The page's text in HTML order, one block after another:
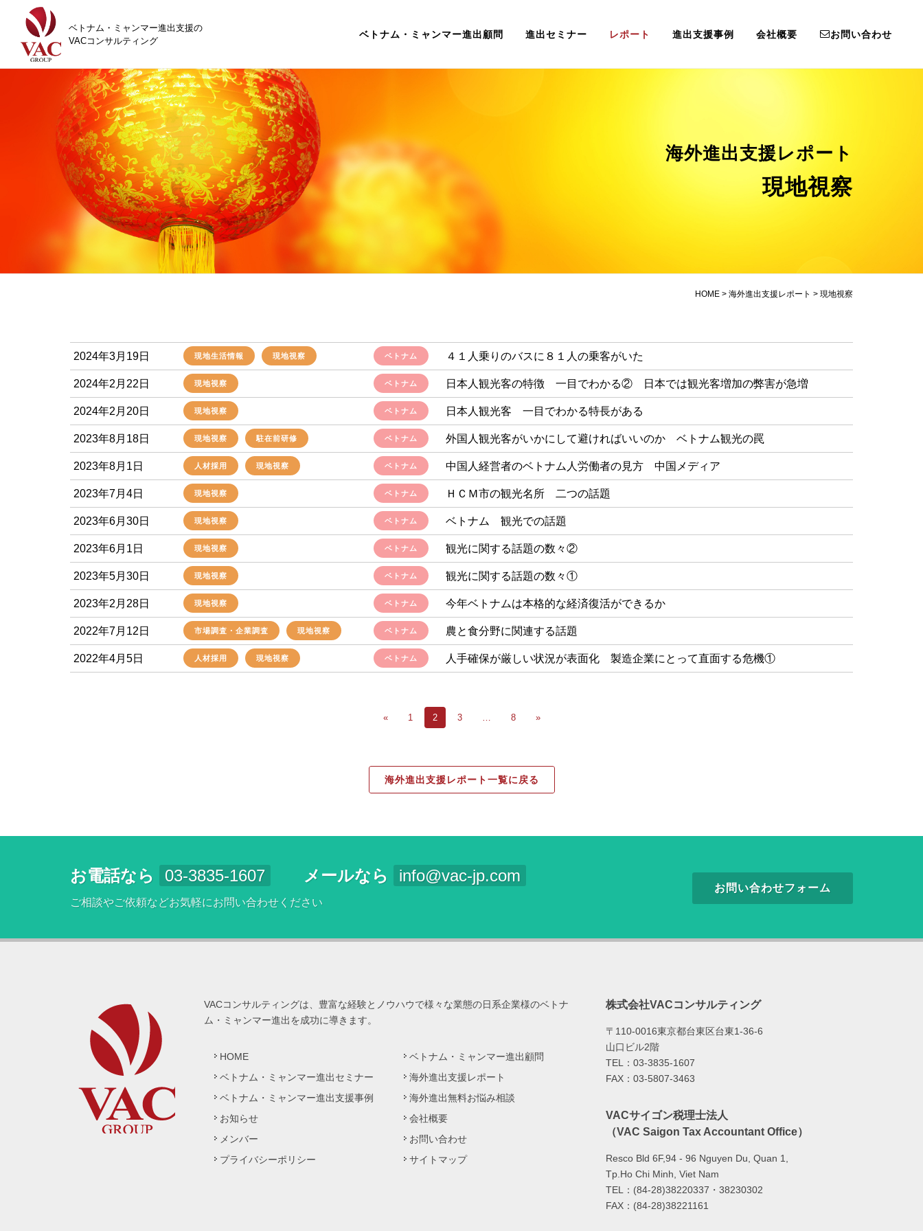
ベトナム・ミャンマー進出支援の
VACコンサルティング
ベトナム・ミャンマー進出顧問 進出セミナー レポート 進出支援事例 会社概要 お問い合わせ
海外進出支援レポート
現地視察
HOME > 海外進出支援レポート > 現地視察
2024年3月19日 現地生活情報 現地視察 ベトナム ４１人乗りのバスに８１人の乗客がいた
2024年2月22日 現地視察 ベトナム 日本人観光客の特徴 一目でわかる② 日本では観光客増加の弊害が急増
2024年2月20日 現地視察 ベトナム 日本人観光客 一目でわかる特長がある
2023年8月18日 現地視察 駐在前研修 ベトナム 外国人観光客がいかにして避ければいいのか ベトナム観光の罠
2023年8月1日 人材採用 現地視察 ベトナム 中国人経営者のベトナム人労働者の見方 中国メディア
2023年7月4日 現地視察 ベトナム ＨＣＭ市の観光名所 二つの話題
2023年6月30日 現地視察 ベトナム ベトナム 観光での話題
2023年6月1日 現地視察 ベトナム 観光に関する話題の数々②
2023年5月30日 現地視察 ベトナム 観光に関する話題の数々①
2023年2月28日 現地視察 ベトナム 今年ベトナムは本格的な経済復活ができるか
2022年7月12日 市場調査・企業調査 現地視察 ベトナム 農と食分野に関連する話題
2022年4月5日 人材採用 現地視察 ベトナム 人手確保が厳しい状況が表面化 製造企業にとって直面する危機①
« 1 2 3 … 8 »
海外進出支援レポート一覧に戻る
お電話なら 03-3835-1607 メールなら info@vac-jp.com
ご相談やご依頼などお気軽にお問い合わせください
お問い合わせフォーム
VACコンサルティングは、豊富な経験とノウハウで様々な業態の日系企業様のベトナ
ム・ミャンマー進出を成功に導きます。
HOME
ベトナム・ミャンマー進出顧問
ベトナム・ミャンマー進出セミナー
海外進出支援レポート
ベトナム・ミャンマー進出支援事例
海外進出無料お悩み相談
お知らせ
会社概要
メンバー
お問い合わせ
プライバシーポリシー
サイトマップ
株式会社VACコンサルティング
〒110-0016東京都台東区台東1-36-6
山口ビル2階
TEL：03-3835-1607
FAX：03-5807-3463
VACサイゴン税理士法人
（VAC Saigon Tax Accountant Office）
Resco Bld 6F,94 - 96 Nguyen Du, Quan 1,
Tp.Ho Chi Minh, Viet Nam
TEL：(84-28)38220337・38230302
FAX：(84-28)38221161